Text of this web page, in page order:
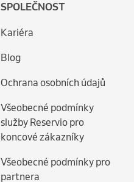
SPOLEČNOST
Kariéra
Blog
Ochrana osobních údajů
Všeobecné podmínky
služby Reservio pro
koncové zákazníky
Všeobecné podmínky pro
partnera